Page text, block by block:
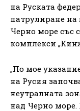
на Руската
патрулиране на
Черно море със
комплекси
„По мое
на Русия
неутралната
над Черно